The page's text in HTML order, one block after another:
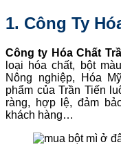
1. Công Ty
Công ty Hóa Chất
loại hóa chất, bột
Nông nghiệp, Hóa
phẩm của Trần Tiến
ràng, hợp lệ, đảm
khách hàng…